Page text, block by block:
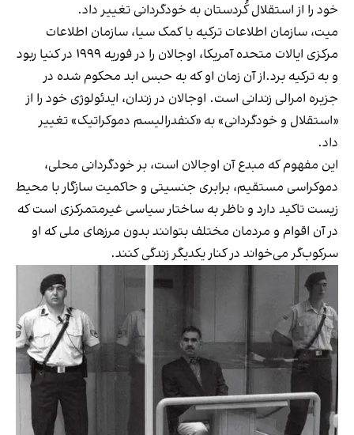
خود را از استقلال کُردستان به خودگردانی تغییر داد.
میت، سازمان اطلاعات ترکیه با کمک سیا، سازمان اطلاعات
مرکزی ایالات متحده آمریکا، اوجالان را در فوریه ۱۹۹۹ در کنیا ربود
و به ترکیه برد.از آن زمان او که به حبس ابد محکوم شده در
جزیره امرالی زندانی است. اوجالان در زندان، ایدئولوژی خود را از
«استقلال و خودگردانی» به «کنفدرالیسم دموکراتیک» تغییر
داد.
این مفهوم که مبدع آن اوجالان است، بر خودگردانی محلی،
دموکراسی مستقیم، برابری جنسیتی و حاکمیت سازگار با محیط
زیست‌ تاکید دارد و ناظر به ساختار سیاسی غیرمتمرکزی است که
در آن اقوام و مردمان مختلف بتوانند بدون مرزهای ملی که او
سرکوب‌گر می‌خواند در کنار یکدیگر زندگی کنند.